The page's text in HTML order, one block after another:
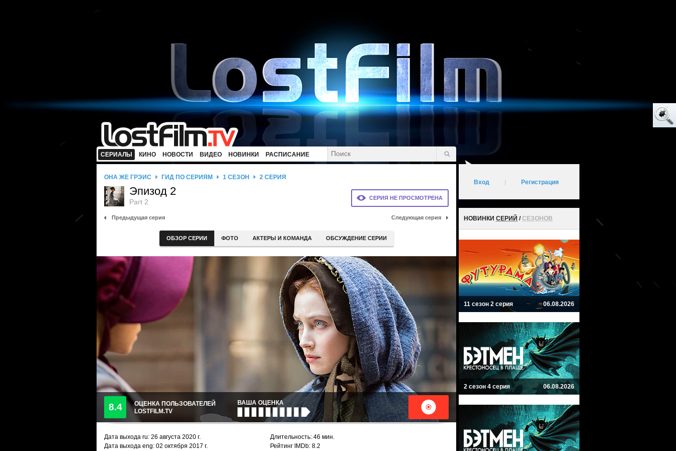
СЕРИАЛЫ КИНО НОВОСТИ ВИДЕО НОВИНКИ РАСПИСАНИЕ
СЕРИЯ НЕ ПРОСМОТРЕНА
ОНА ЖЕ ГРЭЙС ГИД ПО СЕРИЯМ 1 СЕЗОН 2 СЕРИЯ
Эпизод 2
Part 2
Предыдущая серия Следующая серия
ОБЗОР СЕРИИ ФОТО АКТЕРЫ И КОМАНДА ОБСУЖДЕНИЕ СЕРИИ
8.4
ОЦЕНКА ПОЛЬЗОВАТЕЛЕЙ
LOSTFILM.TV
ВАША ОЦЕНКА
Дата выхода ru: 26 августа 2020 г.
Дата выхода eng: 02 октября 2017 г.
Длительность: 46 мин.
Рейтинг IMDb: 8.2
Вход Регистрация
НОВИНКИ СЕРИЙ /СЕЗОНОВ
11 сезон 2 серия 06.08.2026
2 сезон 4 серия 06.08.2026